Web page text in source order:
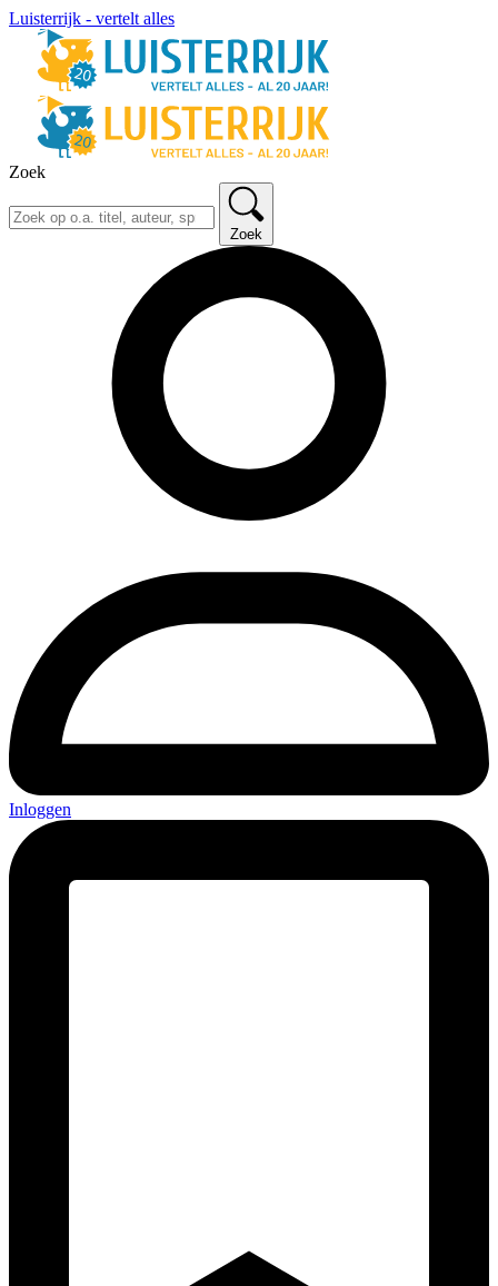
Luisterrijk - vertelt alles
Zoek
Zoek
Inloggen